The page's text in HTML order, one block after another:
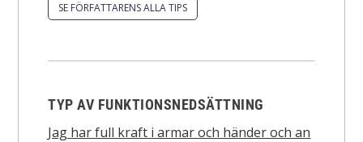
SE FÖRFATTARENS ALLA TIPS
TYP AV FUNKTIONSNEDSÄTTNING
Jag har full kraft i armar och händer och an